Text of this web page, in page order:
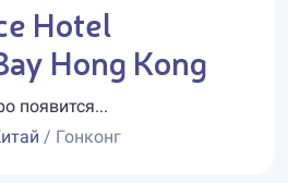
Hotel
Hong Kong
появится...
/ Гонконг